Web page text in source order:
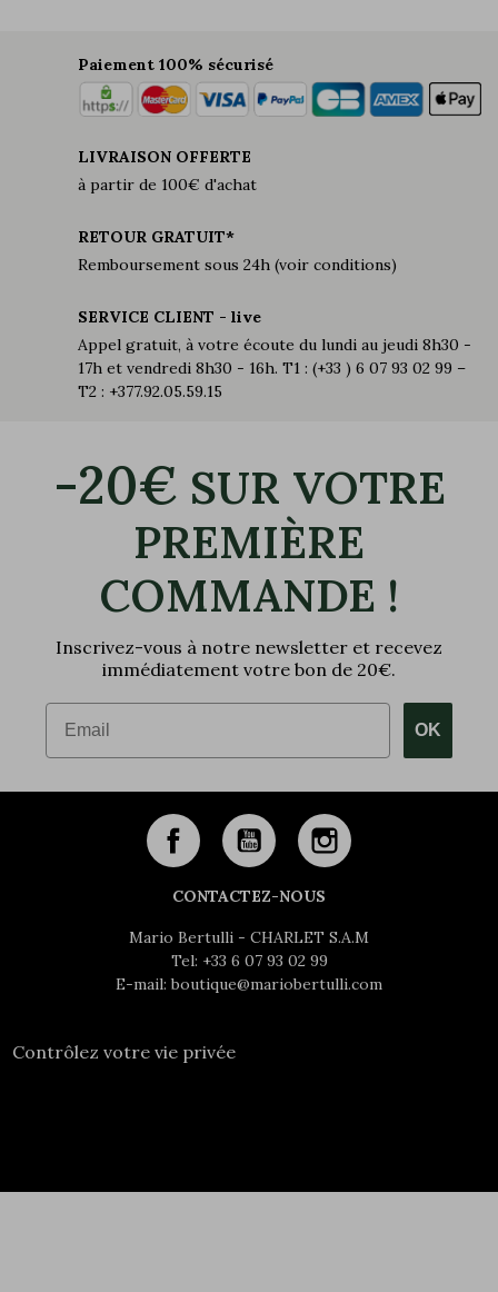
Paiement 100% sécurisé
LIVRAISON OFFERTE
à partir de 100€ d'achat
RETOUR GRATUIT*
Remboursement sous 24h (voir conditions)
SERVICE CLIENT - live
Appel gratuit, à votre écoute du lundi au jeudi 8h30 -
17h et vendredi 8h30 - 16h. T1 : (+33 ) 6 07 93 02 99 –
T2 : +377.92.05.59.15
-20€ SUR VOTRE
PREMIÈRE
COMMANDE !
Inscrivez-vous à notre newsletter et recevez
immédiatement votre bon de 20€.
Email
OK
CONTACTEZ-NOUS
Mario Bertulli - CHARLET S.A.M
Tel: +33 6 07 93 02 99
E-mail: boutique@mariobertulli.com
Contrôlez votre vie privée